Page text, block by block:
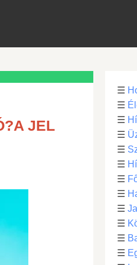
JEL
☰
☰
☰
☰
☰
☰
☰
☰
☰
☰
☰
☰